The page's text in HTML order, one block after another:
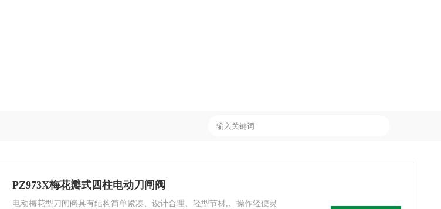
PZ973X梅花瓣式四柱电动刀闸阀
电动梅花型刀闸阀具有结构简单紧凑、设计合理、轻型节材,、操作轻便灵